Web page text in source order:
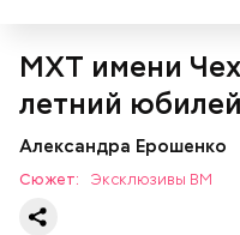
МХТ имени
летний юбилей
Александра Ерошенко
Сюжет: Эксклюзивы ВМ
Историческая часть
является памятником